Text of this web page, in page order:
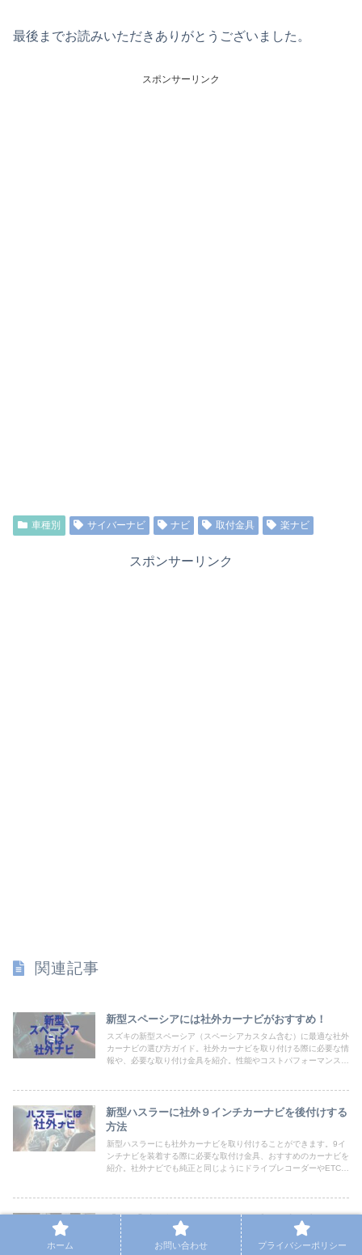
最後までお読みいただきありがとうございました。
スポンサーリンク
車種別 サイバーナビ ナビ 取付金具 楽ナビ
スポンサーリンク
関連記事
新型スペーシアには社外カーナビがおすすめ！
スズキの新型スペーシア（スペーシアカスタム含む）に最適な社外
カーナビの選び方ガイド。社外カーナビを取り付ける際に必要な情
報や、必要な取り付け金具を紹介。性能やコストパフォーマンスを
新型ハスラーに社外９インチカーナビを後付けする
方法
新型ハスラーにも社外カーナビを取り付けることができます。9イ
ンチナビを装着する際に必要な取付け金具、おすすめのカーナビを
紹介。社外ナビでも純正と同じようにドライブレコーダーやETCの
【簡単】新型アルファード（40系）で走行中に
YouTubeやネットフリックスを見る方法！
新型アルファードやヴェルファイア(40系）でYouTubeやネットフ
ホーム お問い合わせ プライバシーポリシー